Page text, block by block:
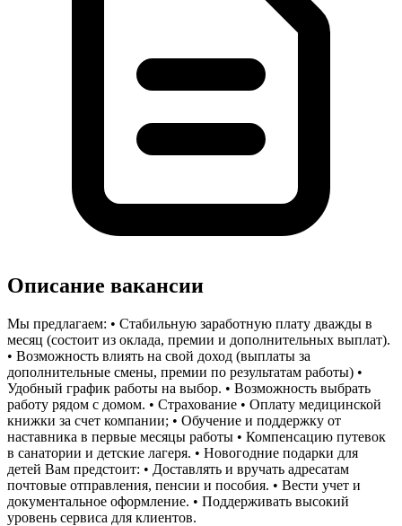
Описание вакансии
Мы предлагаем: • Стабильную заработную плату дважды в
месяц (состоит из оклада, премии и дополнительных выплат).
• Возможность влиять на свой доход (выплаты за
дополнительные смены, премии по результатам работы) •
Удобный график работы на выбор. • Возможность выбрать
работу рядом с домом. • Страхование • Оплату медицинской
книжки за счет компании; • Обучение и поддержку от
наставника в первые месяцы работы • Компенсацию путевок
в санатории и детские лагеря. • Новогодние подарки для
детей Вам предстоит: • Доставлять и вручать адресатам
почтовые отправления, пенсии и пособия. • Вести учет и
документальное оформление. • Поддерживать высокий
уровень сервиса для клиентов.